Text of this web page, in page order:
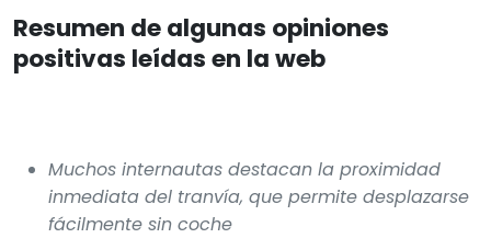
Resumen de algunas opiniones
positivas leídas en la web
Muchos internautas destacan la proximidad
inmediata del tranvía, que permite desplazarse
fácilmente sin coche